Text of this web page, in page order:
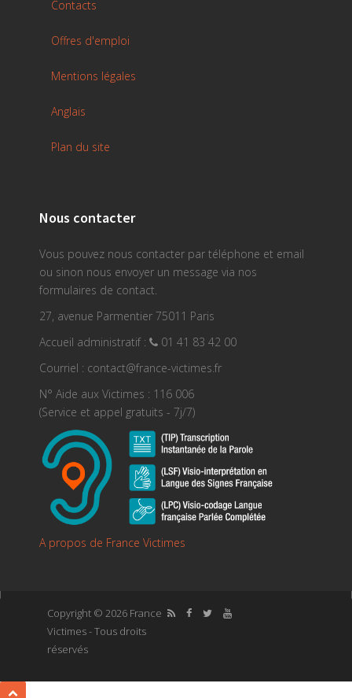
Contacts
Offres d'emploi
Mentions légales
Anglais
Plan du site
Nous contacter
Vous pouvez nous contacter par téléphone et email
ou sinon nous envoyer un message via nos
formulaires de contact.
27, avenue Parmentier 75011 Paris
Accueil administratif :
01 41 83 42 00
Courriel : contact@france-victimes.fr
N° Aide aux Victimes : 116 006
(Service et appel gratuits - 7j/7)
A propos de France Victimes
Copyright © 2026 France
Victimes - Tous droits
réservés